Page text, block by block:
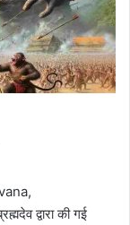
द्वारा की गई